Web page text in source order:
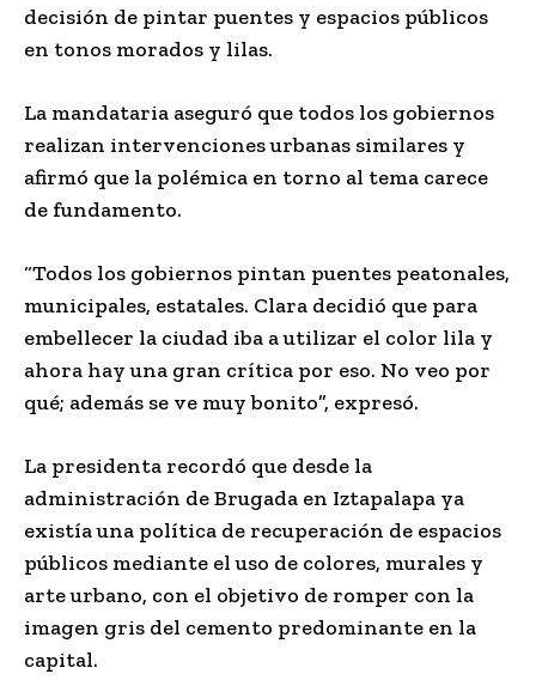
decisión de pintar puentes y espacios públicos
en tonos morados y lilas.
La mandataria aseguró que todos los gobiernos
realizan intervenciones urbanas similares y
afirmó que la polémica en torno al tema carece
de fundamento.
“Todos los gobiernos pintan puentes peatonales,
municipales, estatales. Clara decidió que para
embellecer la ciudad iba a utilizar el color lila y
ahora hay una gran crítica por eso. No veo por
qué; además se ve muy bonito”, expresó.
La presidenta recordó que desde la
administración de Brugada en Iztapalapa ya
existía una política de recuperación de espacios
públicos mediante el uso de colores, murales y
arte urbano, con el objetivo de romper con la
imagen gris del cemento predominante en la
capital.